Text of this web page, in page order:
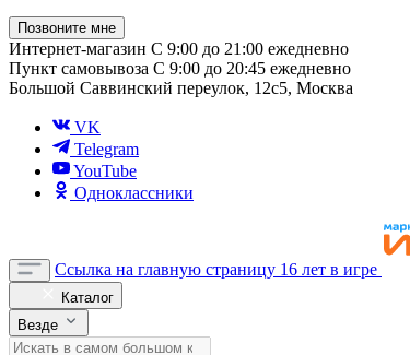
Позвоните мне
Интернет-магазин С 9:00 до 21:00 ежедневно
Пункт самовывоза С 9:00 до 20:45 ежедневно
Большой Саввинский переулок, 12с5, Москва
VK
Telegram
YouTube
Одноклассники
Ссылка на главную страницу 16 лет в игре
Каталог
Везде